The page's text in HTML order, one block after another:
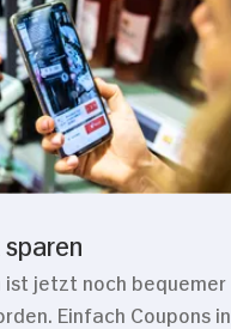
ist jetzt noch bequemer
Einfach Coupons in